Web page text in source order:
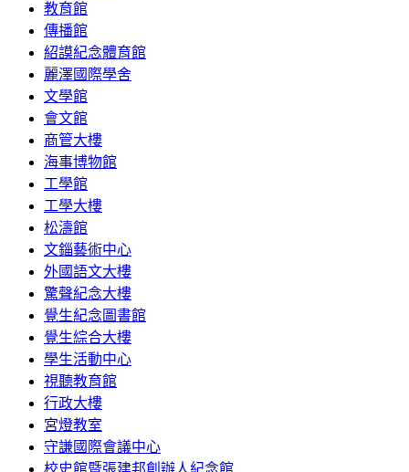
教育館
傳播館
紹謨紀念體育館
麗澤國際學舍
文學館
會文館
商管大樓
海事博物館
工學館
工學大樓
松濤館
文錙藝術中心
外國語文大樓
驚聲紀念大樓
覺生紀念圖書館
覺生綜合大樓
學生活動中心
視聽教育館
行政大樓
宮燈教室
守謙國際會議中心
校史館暨張建邦創辦人紀念館